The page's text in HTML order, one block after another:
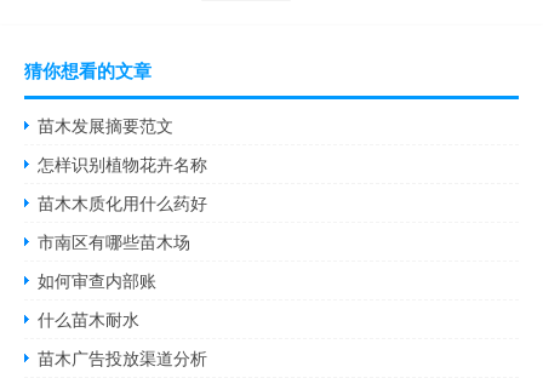
猜你想看的文章
苗木发展摘要范文
怎样识别植物花卉名称
苗木木质化用什么药好
市南区有哪些苗木场
如何审查内部账
什么苗木耐水
苗木广告投放渠道分析